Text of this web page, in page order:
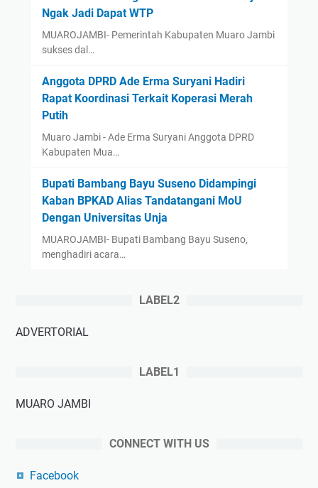
Ngak Jadi Dapat WTP ‎
‎MUAROJAMBI- Pemerintah Kabupaten Muaro Jambi
sukses dal…
Anggota DPRD Ade Erma Suryani Hadiri
Rapat Koordinasi Terkait Koperasi Merah
Putih
Muaro Jambi - Ade Erma Suryani Anggota DPRD
Kabupaten Mua…
‎Bupati Bambang Bayu Suseno Didampingi
Kaban BPKAD Alias Tandatangani MoU
Dengan Universitas Unja ‎ ‎
‎MUAROJAMBI- Bupati Bambang Bayu Suseno,
menghadiri acara…
LABEL2
ADVERTORIAL
LABEL1
MUARO JAMBI
CONNECT WITH US
Facebook